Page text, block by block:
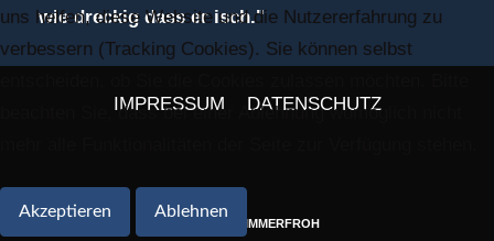
wie dreckig dass er isch."
IMPRESSUM DATENSCHUTZ
(C) 2018 NV IMMERFROH
uns helfen, diese Website und die Nutzererfahrung zu
verbessern (Tracking Cookies). Sie können selbst
beachten Sie, dass bei einer Ablehnung womöglich nicht
Akzeptieren Ablehnen